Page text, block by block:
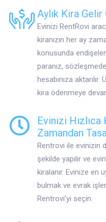
Aylık Kira Gelir
Evinizi RentRovi
kiranızın her ay
konusunda
paranız,
hesabınıza
kira ödenmeye
Evinizi Hızlıca
Zamandan
Rentrovi ile evinizin
şekilde yapılır ve
kiralanır. Evinize en
bulmak ve evrak
Rentrovi'yi seçin.